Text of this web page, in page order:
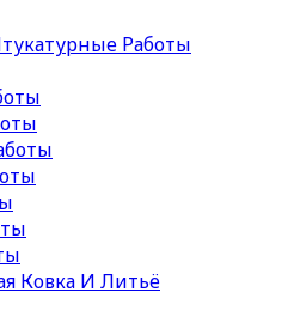
Работы
Ковка И Литьё